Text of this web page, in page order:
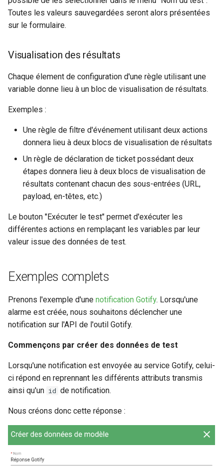
Toutes les valeurs sauvegardées seront alors présentées
sur le formulaire.
Visualisation des résultats
Chaque élement de configuration d'une règle utilisant une
variable donne lieu à un bloc de visualisation de résultats.
Exemples :
Une règle de filtre d'événement utilisant deux actions
donnera lieu à deux blocs de visualisation de résultats
Un règle de déclaration de ticket possédant deux
étapes donnera lieu à deux blocs de visualisation de
résultats contenant chacun des sous-entrées (URL,
payload, en-têtes, etc.)
Le bouton "Exécuter le test" permet d'exécuter les
différentes actions en remplaçant les variables par leur
valeur issue des données de test.
Exemples complets
Prenons l'exemple d'une notification Gotify. Lorsqu'une
alarme est créée, nous souhaitons déclencher une
notification sur l'API de l'outil Gotify.
Commençons par créer des données de test
Lorsqu'une notification est envoyée au service Gotify, celui-
ci répond en reprennant les différents attributs transmis
ainsi qu'un id de notification.
Nous créons donc cette réponse :